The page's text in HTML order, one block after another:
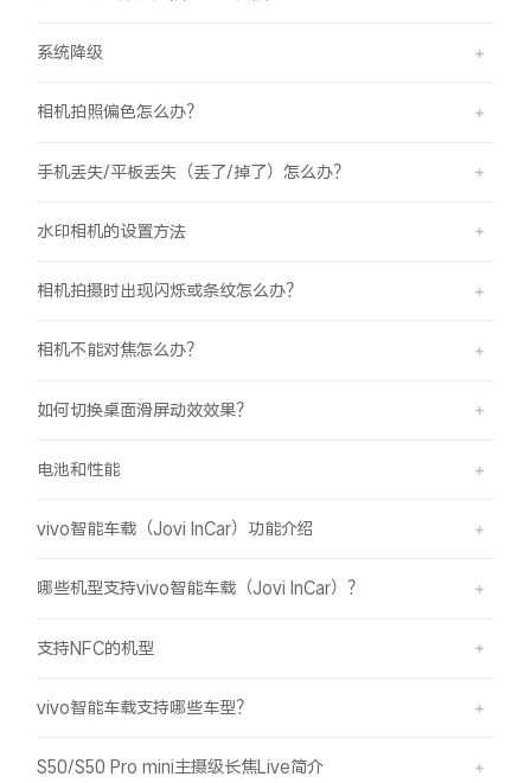
系统降级
相机拍照偏色怎么办？
手机丢失/平板丢失（丢了/掉了）怎么办？
水印相机的设置方法
相机拍摄时出现闪烁或条纹怎么办？
相机不能对焦怎么办？
如何切换桌面滑屏动效效果？
电池和性能
vivo智能车载（Jovi InCar）功能介绍
哪些机型支持vivo智能车载（Jovi InCar）？
支持NFC的机型
vivo智能车载支持哪些车型？
S50/S50 Pro mini主摄级长焦Live简介